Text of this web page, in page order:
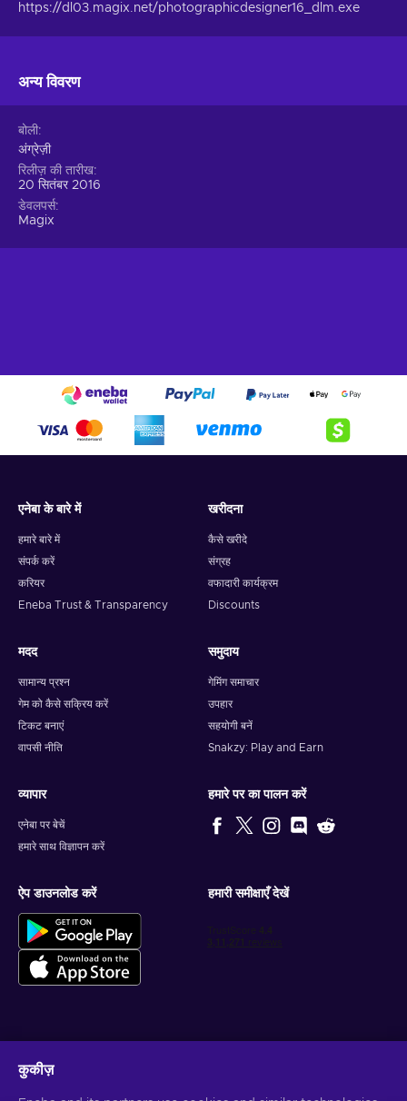
https://dl03.magix.net/photographicdesigner16_dlm.exe
अन्य विवरण
बोली
अंग्रेज़ी
रिलीज़ की तारीख
20 सितंबर 2016
डेवलपर्स
Magix
एनेबा के बारे में
हमारे बारे में
संपर्क करें
करियर
Eneba Trust & Transparency
खरीदना
कैसे खरीदे
संग्रह
वफादारी कार्यक्रम
Discounts
मदद
सामान्य प्रश्न
गेम को कैसे सक्रिय करें
टिकट बनाएं
वापसी नीति
समुदाय
गेमिंग समाचार
उपहार
सहयोगी बनें
Snakzy: Play and Earn
व्यापार
एनेबा पर बेचें
हमारे साथ विज्ञापन करें
हमारे पर का पालन करें
ऐप डाउनलोड करें हमारी समीक्षाएँ देखें
कुकीज़